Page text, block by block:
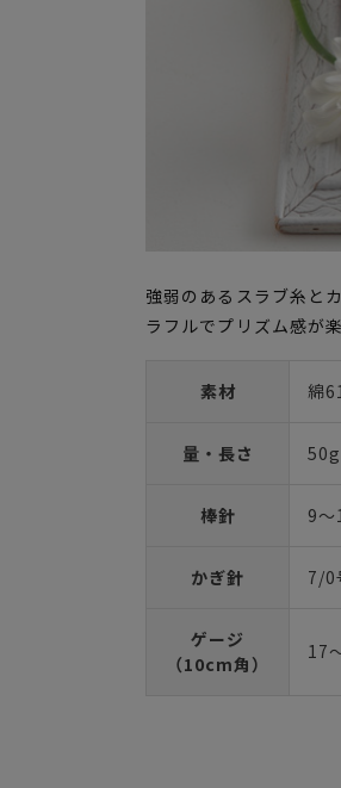
強弱のあるスラブ糸と
ラフルでプリズム感が
素材 綿
量・長さ
棒針 9～
かぎ針 7/0
ゲージ
（10cm角）
17